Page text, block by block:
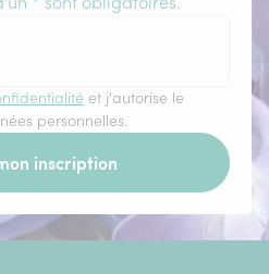
et j'autorise le
personnelles.
inscription